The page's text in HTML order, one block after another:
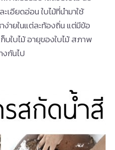
เอียดอ่อน ใบไม้ที่นำมาใช้
ง่ายในแต่ละท้องถิ่น แต่มีข้อ
บใบไม้ อายุของใบไม้ สภาพ
งกันไป